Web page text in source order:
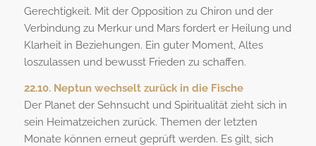
Gerechtigkeit. Mit der Opposition zu Chiron und der
Verbindung zu Merkur und Mars fordert er Heilung und
Klarheit in Beziehungen. Ein guter Moment, Altes
loszulassen und bewusst Frieden zu schaffen.
22.10. Neptun wechselt zurück in die Fische
Der Planet der Sehnsucht und Spiritualität zieht sich in
sein Heimatzeichen zurück. Themen der letzten
Monate können erneut geprüft werden. Es gilt, sich